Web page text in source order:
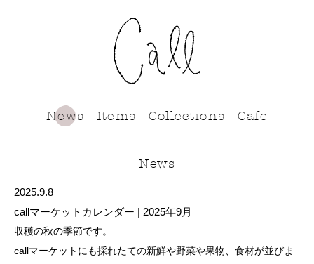
News Items Collections Cafe
News
2025.9.8
callマーケットカレンダー | 2025年9月
収穫の秋の季節です。
callマーケットにも採れたての新鮮や野菜や果物、食材が並びま